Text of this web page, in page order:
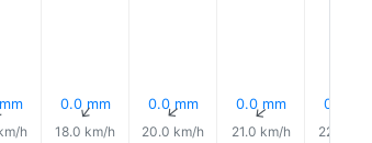
h
0.0 mm
↑
18.0 km/h
0.0 mm
↑
20.0 km/h
0.0 mm
↑
21.0 km/h
0.0 mm
22.0 km/h